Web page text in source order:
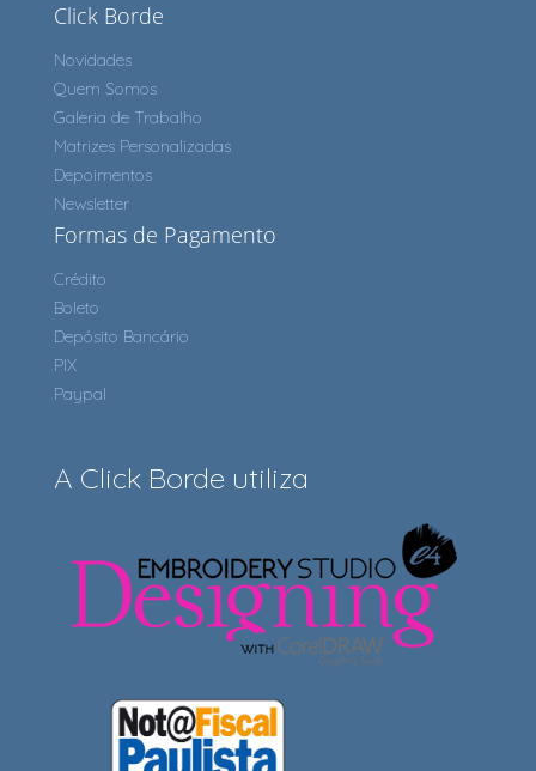
Click Borde
Novidades
Quem Somos
Galeria de Trabalho
Matrizes Personalizadas
Depoimentos
Newsletter
Formas de Pagamento
Crédito
Boleto
Depósito Bancário
PIX
Paypal
A Click Borde utiliza